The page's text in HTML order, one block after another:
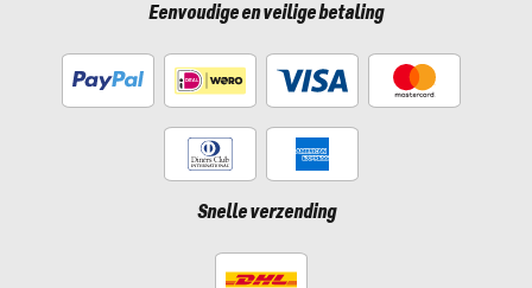
Eenvoudige en veilige betaling
Snelle verzending